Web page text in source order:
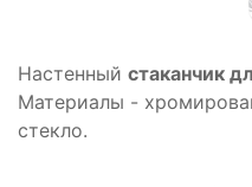
Настенный стаканчик
Материалы -
стекло.